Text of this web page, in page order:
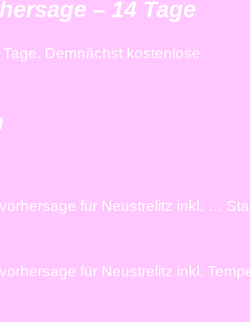
– 14 Tage
Demnächst kostenlose
für Neustrelitz inkl. …
für Neustrelitz inkl.